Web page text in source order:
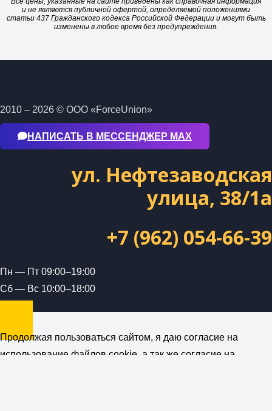
и не являются публичной офертой, определяемой положениями
статьи 437 Гражданского кодекса Российской Федерации и могут быть
изменены в любое время без предупреждения.
2010 – 2026 © ООО «ForceUnion»
НАПИСАТЬ В МЕССЕНДЖЕР МАХ
ул. Нефтезаводская
улица, 38/1а
+7 (962) 054-66-39
Пн — Пт 09:00–19:00
Сб — Вс 10:00–18:00
Продолжая пользоваться сайтом, я даю согласие на
использование файлов cookie, а так же согласие на